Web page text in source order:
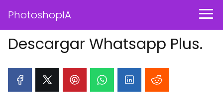
PhotoshopIA
Descargar Whatsapp Plus.